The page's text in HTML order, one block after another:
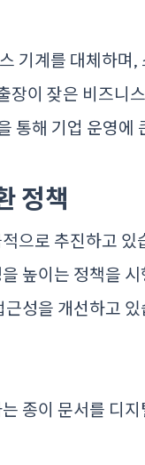
기계를 대체하며
장이 잦은 비즈니
통해 기업 운영에
정책
으로 추진하고 있
높이는 정책을
성을 개선하고
종이 문서를 디